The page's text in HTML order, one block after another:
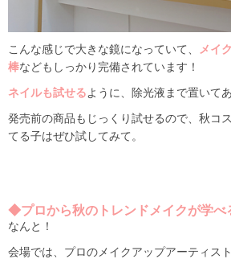
こんな感じで大きな鏡になっていて、 メイ
棒などもしっかり完備されています！
ネイルも試せるように、除光液まで置いて
発売前の商品もじっくり試せるので、秋コ
てる子はぜひ試してみて。
◆プロから秋のトレンドメイクが学
なんと！
会場では、プロのメイクアップアーティス